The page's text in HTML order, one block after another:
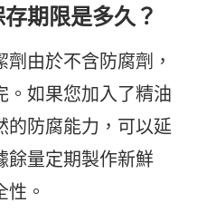
期限是多久？
由於不含防腐劑，
。如果您加入了精油
的防腐能力，可以延
餘量定期製作新鮮
。